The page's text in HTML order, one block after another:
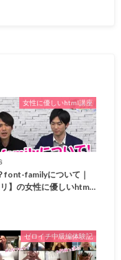
女性に優しいhtml講座
font-familyについて｜
リ】の女性に優しいhtm…
ゼロイチ中級編体験記